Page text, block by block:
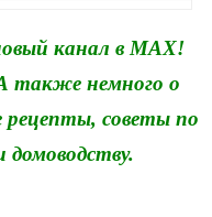
канал в MAX!
также немного о
рецепты, советы по